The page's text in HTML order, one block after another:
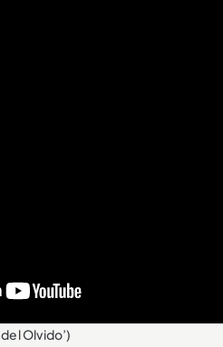
Olvido’)